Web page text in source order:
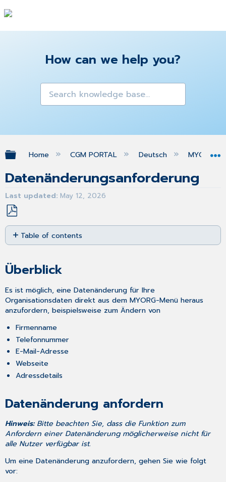
How can we help you?
Expand/collapse global hierarchy
Home CGM PORTAL Deutsch MYORG
Datenänderungsanforderung
Last updated May 12, 2026
Save
as
PDF
Table of contents
anfordern
Überblick
Es ist möglich, eine Datenänderung für Ihre
Organisationsdaten direkt aus dem MYORG-Menü heraus
anzufordern, beispielsweise zum Ändern von
Firmenname
Telefonnummer
E-Mail-Adresse
Webseite
Adressdetails
Datenänderung anfordern
Hinweis:Bitte beachten Sie, dass die Funktion zum
Anfordern einer Datenänderung möglicherweise nicht für
alle Nutzer verfügbar ist.
Um eine Datenänderung anzufordern, gehen Sie wie folgt
vor: